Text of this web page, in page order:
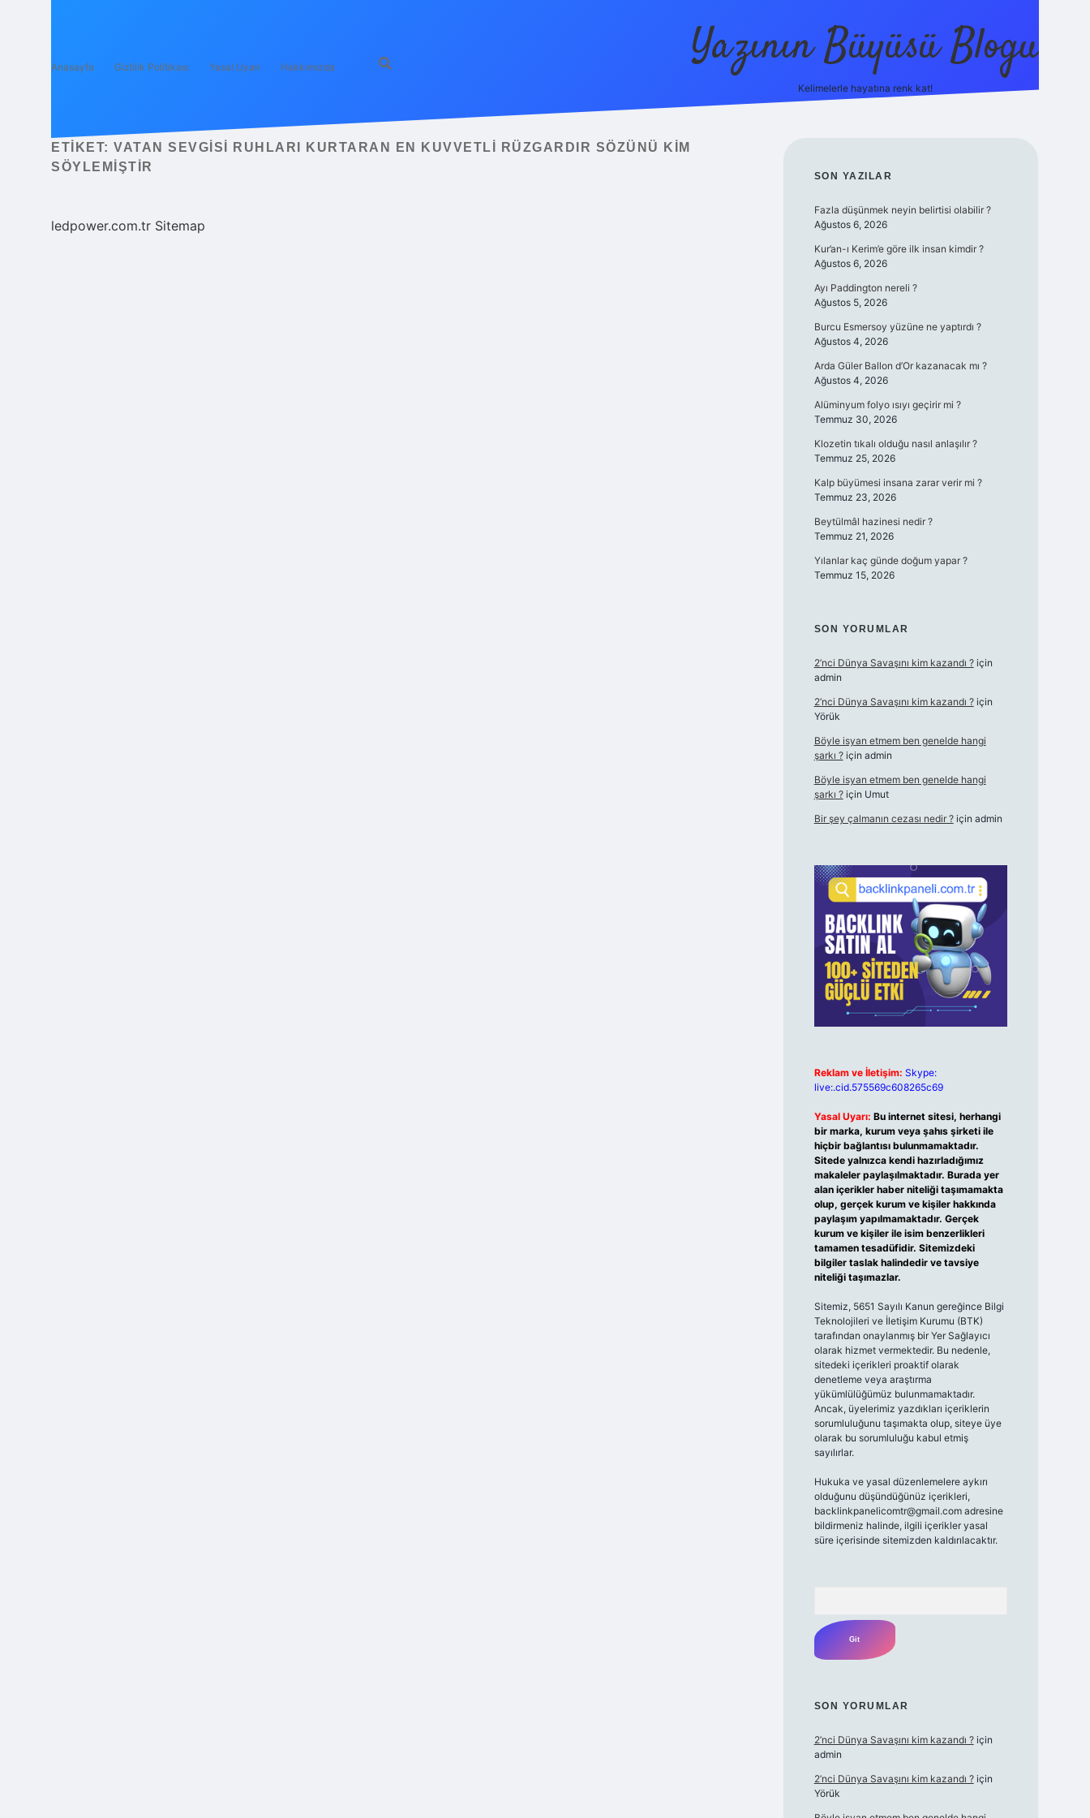
Anasayfa Gizlilik Politikası Yasal Uyarı Hakkımızda Yazının Büyüsü Blogu
Kelimelerle hayatına renk kat!
ETIKET: VATAN SEVGISI RUHLARI KURTARAN EN KUVVETLI RÜZGARDIR SÖZÜNÜ KIM
SÖYLEMIŞTIR
ledpower.com.tr Sitemap
SIDEBAR
SON YAZILAR
Fazla düşünmek neyin belirtisi olabilir ?
Ağustos 6, 2026
Kur’an-ı Kerim’e göre ilk insan kimdir ?
Ağustos 6, 2026
Ayı Paddington nereli ?
Ağustos 5, 2026
Burcu Esmersoy yüzüne ne yaptırdı ?
Ağustos 4, 2026
Arda Güler Ballon d’Or kazanacak mı ?
Ağustos 4, 2026
Alüminyum folyo ısıyı geçirir mi ?
Temmuz 30, 2026
Klozetin tıkalı olduğu nasıl anlaşılır ?
Temmuz 25, 2026
Kalp büyümesi insana zarar verir mi ?
Temmuz 23, 2026
Beytülmâl hazinesi nedir ?
Temmuz 21, 2026
Yılanlar kaç günde doğum yapar ?
Temmuz 15, 2026
SON YORUMLAR
2’nci Dünya Savaşını kim kazandı ?için
admin
2’nci Dünya Savaşını kim kazandı ?için
Yörük
Böyle isyan etmem ben genelde hangi
şarkı ?için admin
Böyle isyan etmem ben genelde hangi
şarkı ?için Umut
Bir şey çalmanın cezası nedir ?için admin
Reklam ve İletişim: Skype:
live:.cid.575569c608265c69
Yasal Uyarı: Bu internet sitesi, herhangi
bir marka, kurum veya şahıs şirketi ile
hiçbir bağlantısı bulunmamaktadır.
Sitede yalnızca kendi hazırladığımız
makaleler paylaşılmaktadır. Burada yer
alan içerikler haber niteliği taşımamakta
olup, gerçek kurum ve kişiler hakkında
paylaşım yapılmamaktadır. Gerçek
kurum ve kişiler ile isim benzerlikleri
tamamen tesadüfidir. Sitemizdeki
bilgiler taslak halindedir ve tavsiye
niteliği taşımazlar.
Sitemiz, 5651 Sayılı Kanun gereğince Bilgi
Teknolojileri ve İletişim Kurumu (BTK)
tarafından onaylanmış bir Yer Sağlayıcı
olarak hizmet vermektedir. Bu nedenle,
sitedeki içerikleri proaktif olarak
denetleme veya araştırma
yükümlülüğümüz bulunmamaktadır.
Ancak, üyelerimiz yazdıkları içeriklerin
sorumluluğunu taşımakta olup, siteye üye
olarak bu sorumluluğu kabul etmiş
sayılırlar.
Hukuka ve yasal düzenlemelere aykırı
olduğunu düşündüğünüz içerikleri,
backlinkpanelicomtr@gmail.comadresine
bildirmeniz halinde, ilgili içerikler yasal
süre içerisinde sitemizden kaldırılacaktır.
SON YORUMLAR
2’nci Dünya Savaşını kim kazandı ?için
admin
2’nci Dünya Savaşını kim kazandı ?için
Yörük